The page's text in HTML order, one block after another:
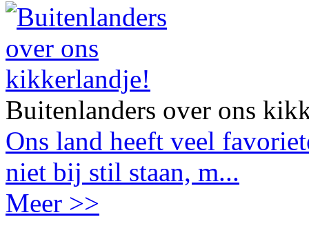
Buitenlanders over ons
Ons land heeft veel
niet bij stil staan, m...
Meer >>